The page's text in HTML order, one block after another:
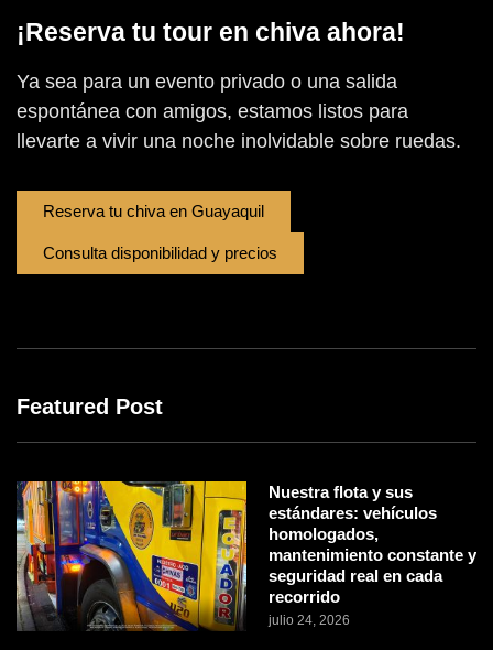
¡Reserva tu tour en chiva ahora!
Ya sea para un evento privado o una salida
espontánea con amigos, estamos listos para
llevarte a vivir una noche inolvidable sobre ruedas.
Reserva tu chiva en Guayaquil
Consulta disponibilidad y precios
Featured Post
Nuestra flota y sus
estándares: vehículos
homologados,
mantenimiento constante y
seguridad real en cada
recorrido
julio 24, 2026